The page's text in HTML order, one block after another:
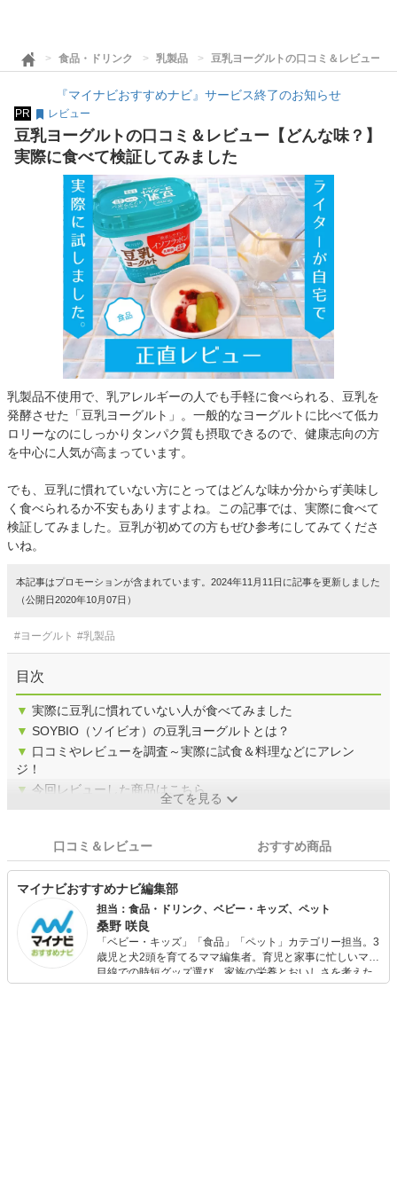
食品・ドリンク 乳製品 豆乳ヨーグルトの口コミ＆レビュー
『マイナビおすすめナビ』サービス終了のお知らせ
PR レビュー
豆乳ヨーグルトの口コミ＆レビュー【どんな味？】
実際に食べて検証してみました
乳製品不使用で、乳アレルギーの人でも手軽に食べられる、豆乳を
発酵させた「豆乳ヨーグルト」。一般的なヨーグルトに比べて低カ
ロリーなのにしっかりタンパク質も摂取できるので、健康志向の方
を中心に人気が高まっています。
でも、豆乳に慣れていない方にとってはどんな味か分からず美味し
く食べられるか不安もありますよね。この記事では、実際に食べて
検証してみました。豆乳が初めての方もぜひ参考にしてみてくださ
いね。
本記事はプロモーションが含まれています。2024年11月11日に記事を更新しました
（公開日2020年10月07日）
#ヨーグルト #乳製品
目次
▼ 実際に豆乳に慣れていない人が食べてみました
▼ SOYBIO（ソイビオ）の豆乳ヨーグルトとは？
▼ 口コミやレビューを調査～実際に試食＆料理などにアレン
ジ！
▼ 今回レビューした商品はこちら
全てを見る
口コミ＆レビュー おすすめ商品
マイナビおすすめナビ編集部
担当：食品・ドリンク、ベビー・キッズ、ペット
桑野 咲良
「ベビー・キッズ」「食品」「ペット」カテゴリー担当。3
歳児と犬2頭を育てるママ編集者。育児と家事に忙しいママ
目線での時短グッズ選び、家族の栄養とおいしさを考えた
食品選び、束の間のリラックスタイムを楽しむためのスイ